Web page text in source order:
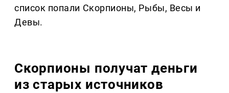
список попали Скорпионы, Рыбы, Весы и
Девы.
Скорпионы получат деньги
из старых источников